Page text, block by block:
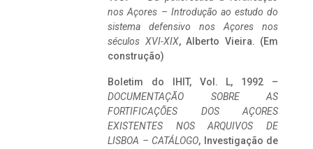
nos Açores – Introdução ao estudo do
sistema defensivo nos Açores nos
séculos XVI-XIX, Alberto Vieira. (Em
construção)
Boletim do IHIT, Vol. L, 1992 –
DOCUMENTAÇÃO SOBRE AS
FORTIFICAÇÕES DOS AÇORES
EXISTENTES NOS ARQUIVOS DE
LISBOA – CATÁLOGO, Investigação de